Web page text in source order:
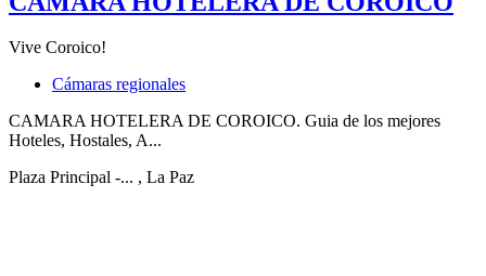
Vive Coroico!
Cámaras regionales
CAMARA HOTELERA DE COROICO. Guia de los mejores
Hoteles, Hostales, A...
Plaza Principal -... , La Paz